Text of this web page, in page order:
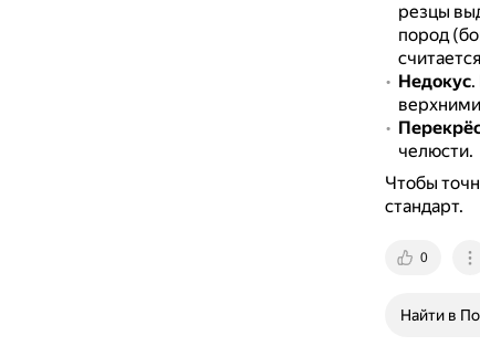
резцы
пород
Недокус.
челюсти.
Чтобы
стандарт.
0
Найти в